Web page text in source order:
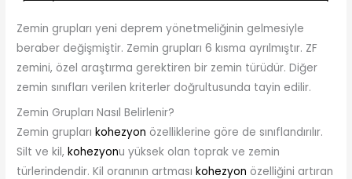
Zemin grupları yeni deprem yönetmeliğinin gelmesiyle
beraber değişmiştir. Zemin grupları 6 kısma ayrılmıştır. ZF
zemini, özel araştırma gerektiren bir zemin türüdür. Diğer
zemin sınıfları verilen kriterler doğrultusunda tayin edilir.
Zemin Grupları Nasıl Belirlenir?
Zemin gruplarıkohezyon özelliklerine göre de sınıflandırılır.
Silt ve kil,kohezyonu yüksek olan toprak ve zemin
türlerindendir. Kil oranının artması kohezyon özelliğini artıran